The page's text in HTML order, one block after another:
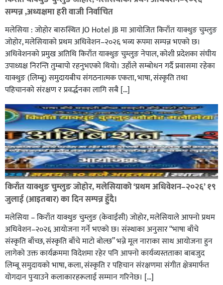
आज मिति (वि.सं.) : २०८३ साउन १७ गते, आइतबारको राशिफल
आज मिति वि.सं. : २०८३ साउन ५ गते मंगलबारको राशिफल
सम्पन्न ,अध्यक्षमा हरी वाजी निर्वाचित
मलेसिया : जोहोर बारुस्थित JO Hotel JB मा आयोजित किराँत याक्थुङ चुम्लुङ
जोहोर, मलेसियाको प्रथम अधिवेशन–२०२६ भव्य रूपमा सम्पन्न भएको छ।
अधिवेशनको प्रमुख अतिथि किराँत याक्थुङ चुम्लुङ नेपाल, कोशी प्रदेशका संघीय
उपाध्यक्ष निरन्ति तुम्बापाे रहनुभएको थियो। उहाँले सम्बोधन गर्दै प्रवासमा रहेका
याक्थुङ (लिम्बू) समुदायबीच संगठनात्मक एकता, भाषा, संस्कृति तथा
पहिचानको संरक्षण र प्रवर्द्धनका लागि सबै […]
किराँत याक्थुङ चुम्लुङ जोहोर, मलेसियाको ‘प्रथम अधिवेशन–२०२६’ १९
जुलाई (आइतबार) का दिन सम्पन्न हुँदै।
मलेसिया – किराँत याक्थुङ चुम्लुङ (केवाईसी) जोहोर, मलेसियाले आफ्नो प्रथम
अधिवेशन–२०२६ आयोजना गर्ने भएको छ। संस्थाका अनुसार “भाषा बाँचे
संस्कृति बाँच्छ, संस्कृति बाँचे माटो बोल्छ” भन्ने मूल नाराका साथ आयोजना हुन
लागेको उक्त कार्यक्रममा विदेशमा रहेर पनि आफ्नो कार्यव्यस्तताका बाबजुद
लिम्बू समुदायको भाषा, कला, संस्कृति र पहिचान संरक्षणमा संगीत क्षेत्रमार्फत
योगदान पुर्‍याउने कलाकारहरूलाई सम्मान गरिनेछ। […]